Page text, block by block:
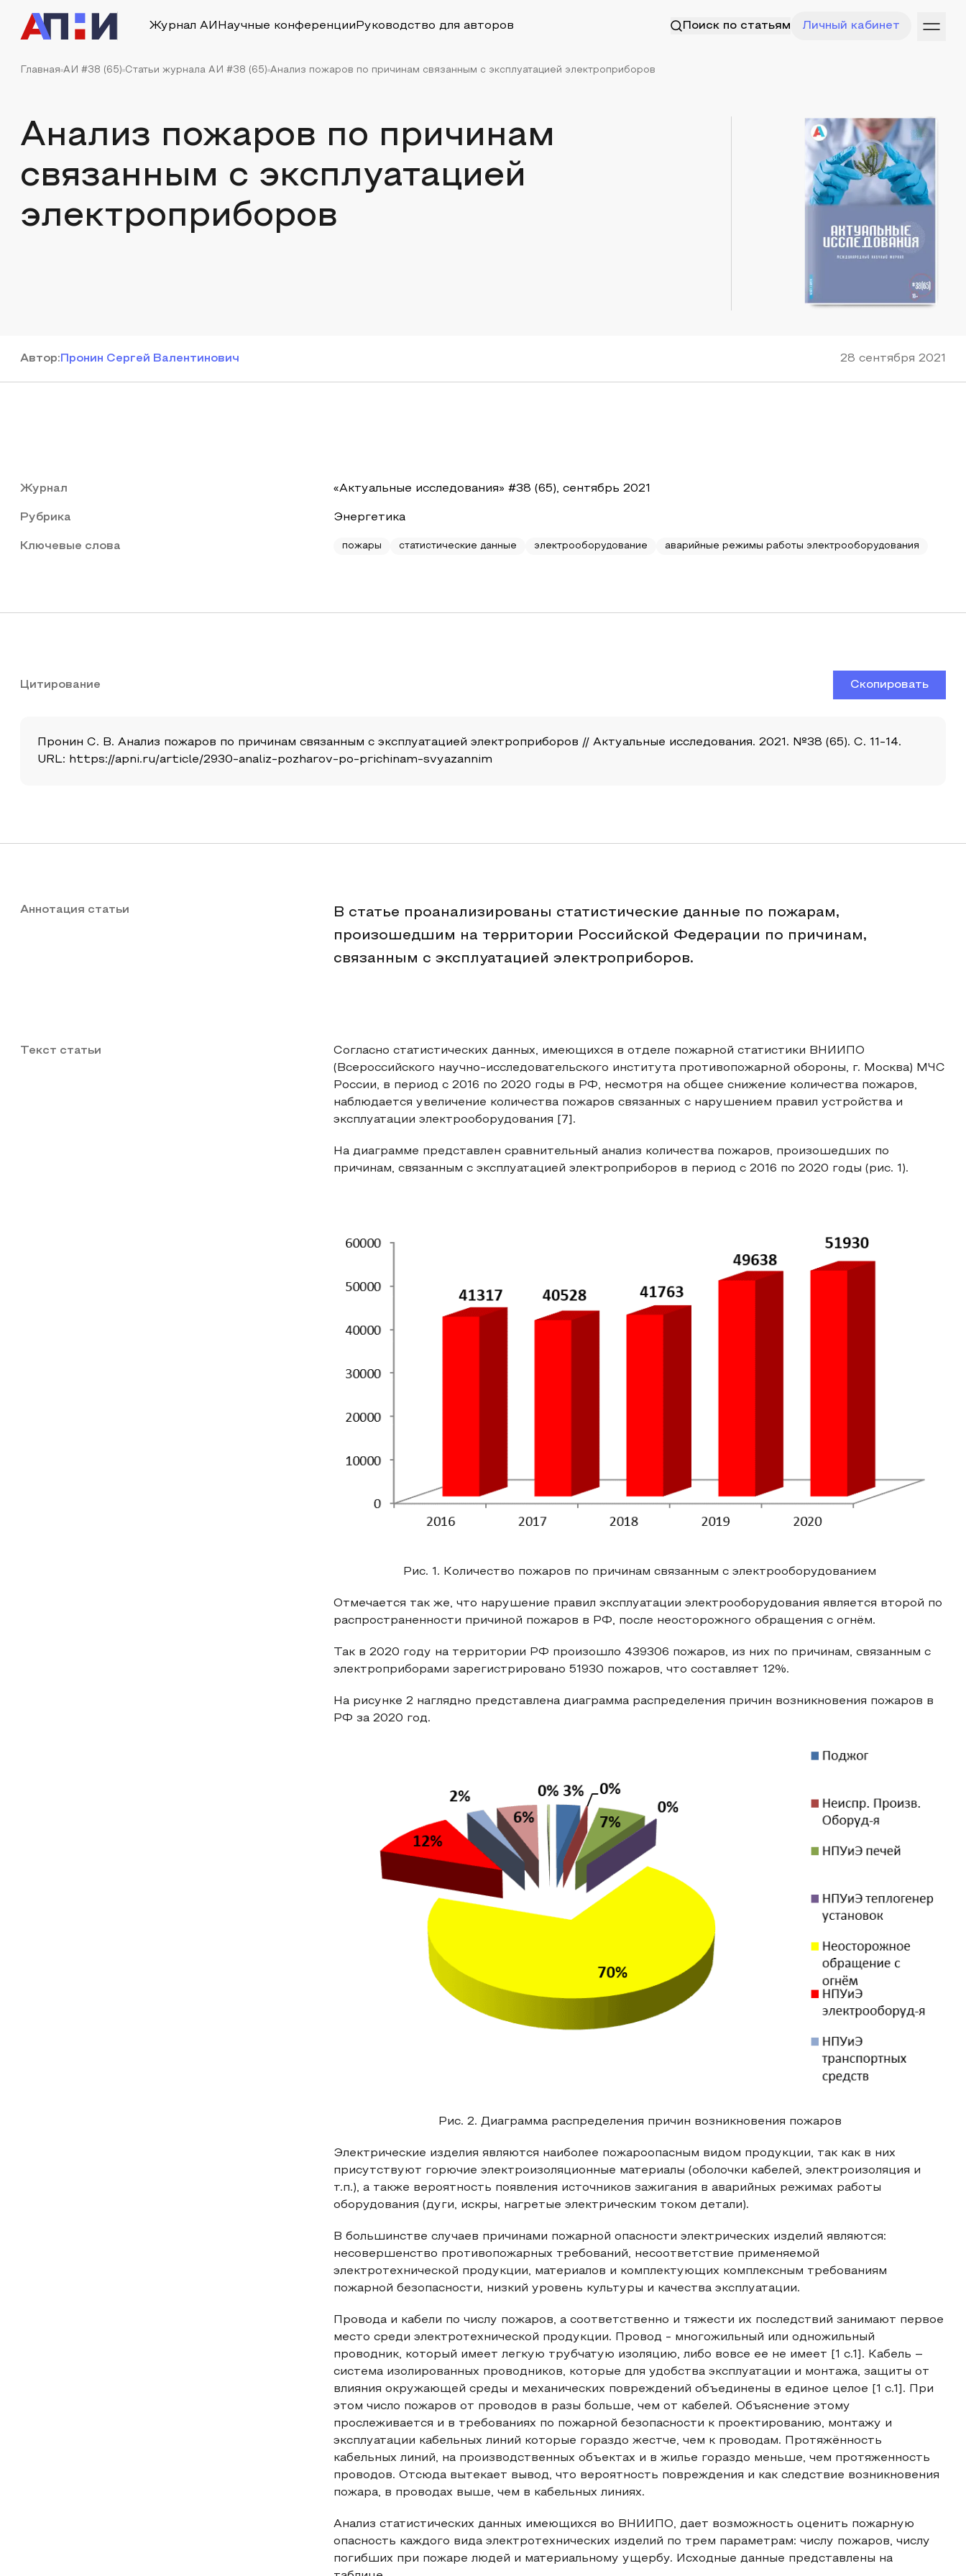
Журнал АИ Научные конференции Руководство для авторов Поиск по статьям Личный кабинет
Главная АИ #38 (65) Статьи журнала АИ #38 (65) Анализ пожаров по причинам связанным с эксплуатацией электроприборов
Анализ пожаров по причинам
связанным с эксплуатацией
электроприборов
Автор: Пронин Сергей Валентинович 28 сентября 2021
Журнал «Актуальные исследования» #38 (65), сентябрь 2021
Рубрика Энергетика
Ключевые слова пожары статистические данные электрооборудование аварийные режимы работы электрооборудования
Цитирование Скопировать
Пронин С. В. Анализ пожаров по причинам связанным с эксплуатацией электроприборов // Актуальные исследования. 2021. №38 (65). С. 11-14.
URL: https://apni.ru/article/2930-analiz-pozharov-po-prichinam-svyazannim
Аннотация статьи
В статье проанализированы статистические данные по пожарам,
произошедшим на территории Российской Федерации по причинам,
связанным с эксплуатацией электроприборов.
Текст статьи
Согласно статистических данных, имеющихся в отделе пожарной статистики ВНИИПО
(Всероссийского научно-исследовательского института противопожарной обороны, г. Москва) МЧС
России, в период с 2016 по 2020 годы в РФ, несмотря на общее снижение количества пожаров,
наблюдается увеличение количества пожаров связанных с нарушением правил устройства и
эксплуатации электрооборудования [7].
На диаграмме представлен сравнительный анализ количества пожаров, произошедших по
причинам, связанным с эксплуатацией электроприборов в период с 2016 по 2020 годы (рис. 1).
Рис. 1. Количество пожаров по причинам связанным с электрооборудованием
Отмечается так же, что нарушение правил эксплуатации электрооборудования является второй по
распространенности причиной пожаров в РФ, после неосторожного обращения с огнём.
Так в 2020 году на территории РФ произошло 439306 пожаров, из них по причинам, связанным с
электроприборами зарегистрировано 51930 пожаров, что составляет 12%.
На рисунке 2 наглядно представлена диаграмма распределения причин возникновения пожаров в
РФ за 2020 год.
Рис. 2. Диаграмма распределения причин возникновения пожаров
Электрические изделия являются наиболее пожароопасным видом продукции, так как в них
присутствуют горючие электроизоляционные материалы (оболочки кабелей, электроизоляция и
т.п.), а также вероятность появления источников зажигания в аварийных режимах работы
оборудования (дуги, искры, нагретые электрическим током детали).
В большинстве случаев причинами пожарной опасности электрических изделий являются:
несовершенство противопожарных требований, несоответствие применяемой
электротехнической продукции, материалов и комплектующих комплексным требованиям
пожарной безопасности, низкий уровень культуры и качества эксплуатации.
Провода и кабели по числу пожаров, а соответственно и тяжести их последствий занимают первое
место среди электротехнической продукции. Провод - многожильный или одножильный
проводник, который имеет легкую трубчатую изоляцию, либо вовсе ее не имеет [1 с.1]. Кабель –
система изолированных проводников, которые для удобства эксплуатации и монтажа, защиты от
влияния окружающей среды и механических повреждений объединены в единое целое [1 с.1]. При
этом число пожаров от проводов в разы больше, чем от кабелей. Объяснение этому
прослеживается и в требованиях по пожарной безопасности к проектированию, монтажу и
эксплуатации кабельных линий которые гораздо жестче, чем к проводам. Протяжённость
кабельных линий, на производственных объектах и в жилье гораздо меньше, чем протяженность
проводов. Отсюда вытекает вывод, что вероятность повреждения и как следствие возникновения
пожара, в проводах выше, чем в кабельных линиях.
Анализ статистических данных имеющихся во ВНИИПО, дает возможность оценить пожарную
опасность каждого вида электротехнических изделий по трем параметрам: числу пожаров, числу
погибших при пожаре людей и материальному ущербу. Исходные данные представлены на